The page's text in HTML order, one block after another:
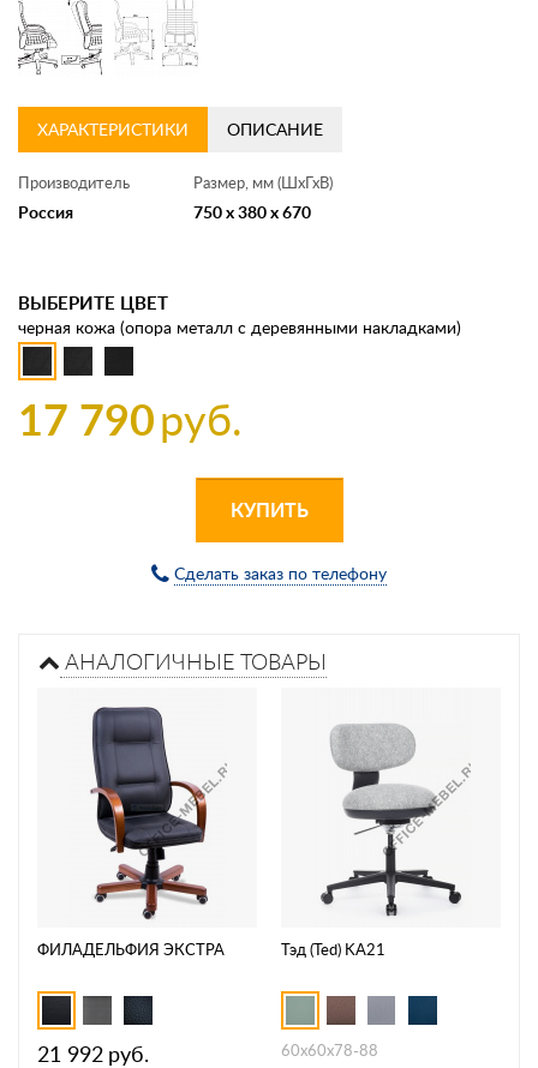
ХАРАКТЕРИСТИКИ ОПИСАНИЕ
Производитель
Россия
Размер, мм (ШхГхВ)
750 x 380 x 670
ВЫБЕРИТЕ ЦВЕТ
черная кожа (опора металл с деревянными накладками)
17 790руб.
КУПИТЬ
Сделать заказ по телефону
АНАЛОГИЧНЫЕ ТОВАРЫ
ФИЛАДЕЛЬФИЯ ЭКСТРА
21 992 руб.
Тэд (Ted) KA21
60х60х78-88